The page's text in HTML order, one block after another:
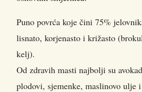
Puno povrća koje čini 75%
lisnato, korjenasto i križasto
kelj).
Od zdravih masti najbolji su
plodovi, sjemenke, maslinovo ulje